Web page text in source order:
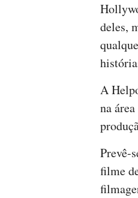
deles,
A
na
Prevê-
filme